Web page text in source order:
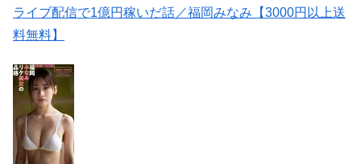
ライブ配信で1億円稼いだ話／福岡みなみ【3000円以上送
料無料】